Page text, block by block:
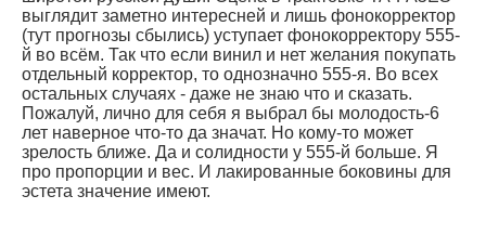
выглядит заметно интересней и лишь фонокорректор
(тут прогнозы сбылись) уступает фонокорректору 555-
й во всём. Так что если винил и нет желания покупать
отдельный корректор, то однозначно 555-я. Во всех
остальных случаях - даже не знаю что и сказать.
Пожалуй, лично для себя я выбрал бы молодость-6
лет наверное что-то да значат. Но кому-то может
зрелость ближе. Да и солидности у 555-й больше. Я
про пропорции и вес. И лакированные боковины для
эстета значение имеют.